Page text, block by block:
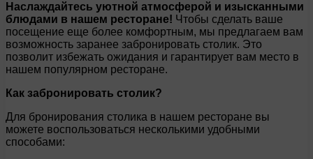
Наслаждайтесь уютной атмосферой и изысканными
блюдами в нашем ресторане! Чтобы сделать ваше
посещение еще более комфортным, мы предлагаем вам
возможность заранее забронировать столик. Это
позволит избежать ожидания и гарантирует вам место в
нашем популярном ресторане.
Как забронировать столик?
Для бронирования столика в нашем ресторане вы
можете воспользоваться несколькими удобными
способами: